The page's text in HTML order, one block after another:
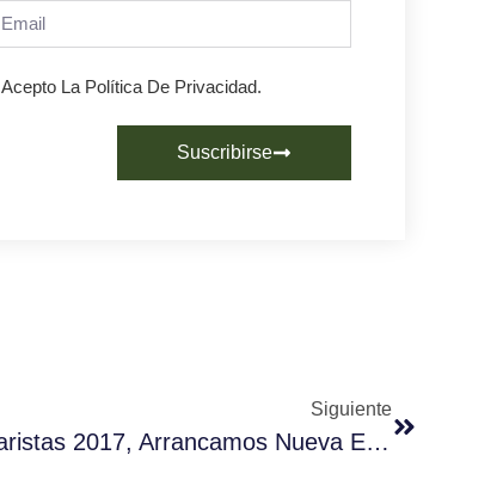
Acepto La Política De Privacidad.
Suscribirse
Siguiente
Campeonato Nacional De Baristas 2017, Arrancamos Nueva Edición